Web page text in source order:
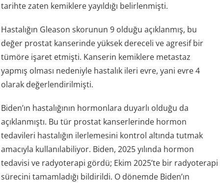
tarihte zaten kemiklere yayıldığı belirlenmişti.
Hastalığın Gleason skorunun 9 olduğu açıklanmış, bu
değer prostat kanserinde yüksek dereceli ve agresif bir
tümöre işaret etmişti. Kanserin kemiklere metastaz
yapmış olması nedeniyle hastalık ileri evre, yani evre 4
olarak değerlendirilmişti.
Biden’ın hastalığının hormonlara duyarlı olduğu da
açıklanmıştı. Bu tür prostat kanserlerinde hormon
tedavileri hastalığın ilerlemesini kontrol altında tutmak
amacıyla kullanılabiliyor. Biden, 2025 yılında hormon
tedavisi ve radyoterapi gördü; Ekim 2025’te bir radyoterapi
sürecini tamamladığı bildirildi. O dönemde Biden’ın